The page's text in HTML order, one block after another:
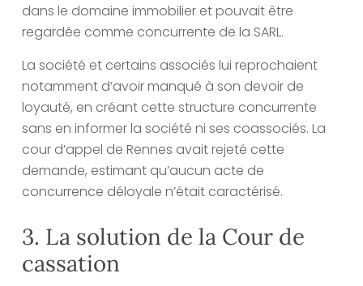
dans le domaine immobilier et pouvait être
regardée comme concurrente de la SARL.
La société et certains associés lui reprochaient
notamment d’avoir manqué à son devoir de
loyauté, en créant cette structure concurrente
sans en informer la société ni ses coassociés. La
cour d’appel de Rennes avait rejeté cette
demande, estimant qu’aucun acte de
concurrence déloyale n’était caractérisé.
3. La solution de la Cour de
cassation